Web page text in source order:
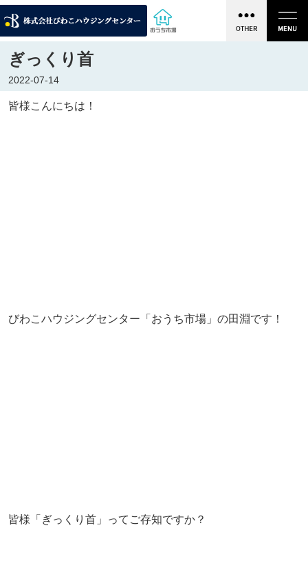
ぎっくり首
2022-07-14
皆様こんにちは！
びわこハウジングセンター「おうち市場」の田淵です！
皆様「ぎっくり首」ってご存知ですか？